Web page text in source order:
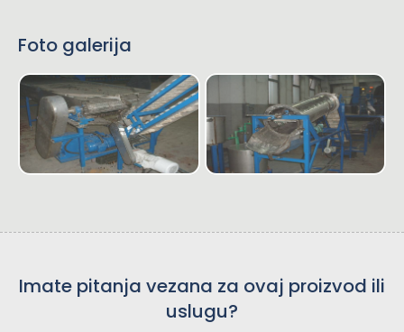
Foto galerija
Imate pitanja vezana za ovaj proizvod ili
uslugu?